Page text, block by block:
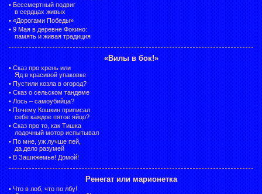
• Бессмертный подвиг
в сердцах живых
• «Дорогами Победы»
• 9 Мая в деревне Фокино:
память и живая традиция
«Вилы в бок!»
• Сказ про хрень или
Яд в красивой упаковке
• Пустили козла в огород?
• Сказ о сельском тандеме
• Лось – самоубийца?
• Почему Кошкин приписал
себе каждое пятое яйцо?
• Сказ про то, как Тишка
лодочный мотор испытывал
• По мне, уж лучше пей,
да дело разумей
• В Зашижемье! Домой!
Ренегат или марионетка
• Что в лоб, что по лбу!